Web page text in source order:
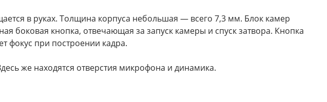
в руках. Толщина корпуса небольшая — всего 7,3 мм. Блок камер
боковая кнопка, отвечающая за запуск камеры и спуск затвора. Кнопка
фокус при построении кадра.
же находятся отверстия микрофона и динамика.